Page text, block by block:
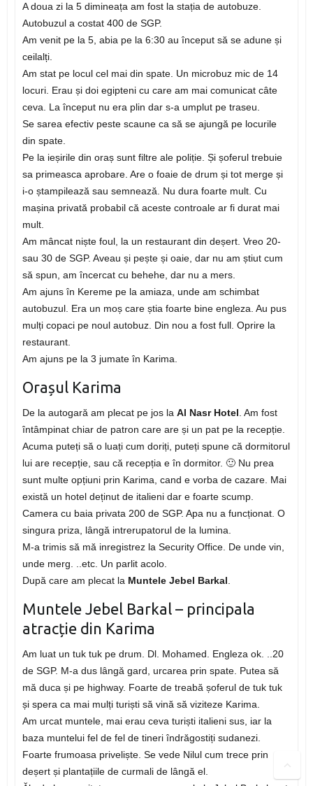
A doua zi la 5 dimineața am fost la stația de autobuze.
Autobuzul a costat 400 de SGP.
Am venit pe la 5, abia pe la 6:30 au început să se adune și
ceilalți.
Am stat pe locul cel mai din spate. Un microbuz mic de 14
locuri. Erau și doi egipteni cu care am mai comunicat câte
ceva. La început nu era plin dar s-a umplut pe traseu.
Se sarea efectiv peste scaune ca să se ajungă pe locurile
din spate.
Pe la ieșirile din oraș sunt filtre ale poliție. Și șoferul trebuie
sa primeasca aprobare. Are o foaie de drum și tot merge și
i-o ștampilează sau semnează. Nu dura foarte mult. Cu
mașina privată probabil că aceste controale ar fi durat mai
mult.
Am mâncat niște foul, la un restaurant din deșert. Vreo 20-
sau 30 de SGP. Aveau și pește și oaie, dar nu am știut cum
să spun, am încercat cu behehe, dar nu a mers.
Am ajuns în Kereme pe la amiaza, unde am schimbat
autobuzul. Era un moș care știa foarte bine engleza. Au pus
mulți copaci pe noul autobuz. Din nou a fost full. Oprire la
restaurant.
Am ajuns pe la 3 jumate în Karima.
Orașul Karima
De la autogară am plecat pe jos la Al Nasr Hotel . Am fost
întâmpinat chiar de patron care are și un pat pe la recepție.
Acuma puteți să o luați cum doriți, puteți spune că dormitorul
lui are recepție, sau că recepția e în dormitor. 🙂 Nu prea
sunt multe opțiuni prin Karima, cand e vorba de cazare. Mai
există un hotel deținut de italieni dar e foarte scump.
Camera cu baia privata 200 de SGP. Apa nu a funcționat. O
singura priza, lângă intrerupatorul de la lumina.
M-a trimis să mă inregistrez la Security Office. De unde vin,
unde merg. ..etc. Un parlit acolo.
După care am plecat la Muntele Jebel Barkal
Muntele Jebel Barkal – principala
atracție din Karima
Am luat un tuk tuk pe drum. Dl. Mohamed. Engleza ok. ..20
de SGP. M-a dus lângă gard, urcarea prin spate. Putea să
mă duca și pe highway. Foarte de treabă șoferul de tuk tuk
și spera ca mai mulți turiști să vină să viziteze Karima.
Am urcat muntele, mai erau ceva turiști italieni sus, iar la
baza muntelui fel de fel de tineri îndrăgostiți sudanezi.
Foarte frumoasa priveliște. Se vede Nilul cum trece prin
deșert și plantațiile de curmali de lângă el.